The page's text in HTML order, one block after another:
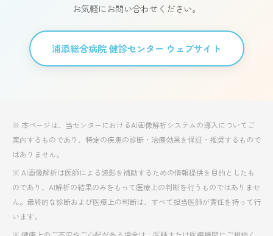
お気軽にお問い合わせください。
浦添総合病院 健診センター ウェブサイト
※ 本ページは、当センターにおけるAI画像解析システムの導入についてご
案内するものであり、特定の疾患の診断・治療効果を保証・推奨するもので
はありません。
※ AI画像解析は医師による読影を補助するための情報提供を目的としたも
のであり、AI解析の結果のみをもって医療上の判断を行うものではありませ
ん。最終的な診断および医療上の判断は、すべて担当医師が責任を持って行
います。